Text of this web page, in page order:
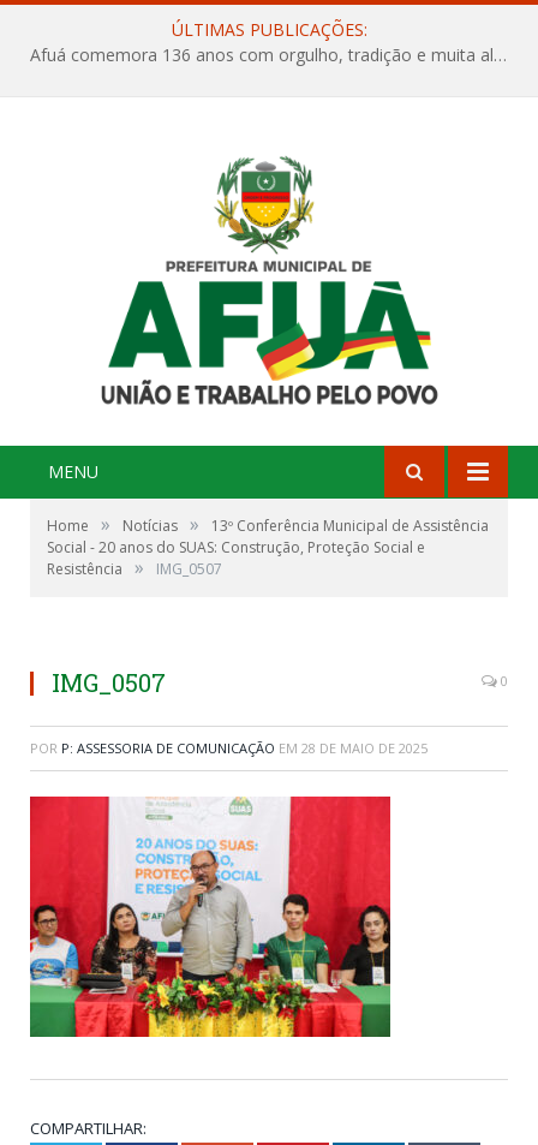
ÚLTIMAS PUBLICAÇÕES:
Afuá comemora 136 anos com orgulho, tradição e muita alegria na Quadra Dr. Nelson Salomão
MENU
Home » Notícias »
13º Conferência Municipal de Assistência
Social - 20 anos do SUAS: Construção, Proteção Social e
Resistência
» IMG_0507
IMG_0507 0
POR P: ASSESSORIA DE COMUNICAÇÃO EM 28 DE MAIO DE 2025
COMPARTILHAR: